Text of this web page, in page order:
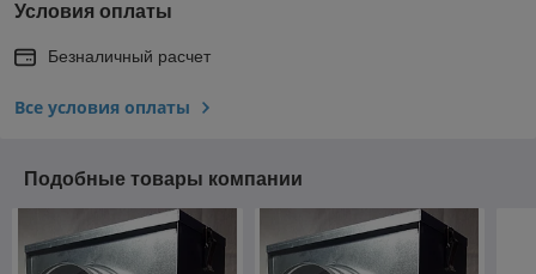
Условия оплаты
Безналичный расчет
Все условия оплаты
Подобные товары компании